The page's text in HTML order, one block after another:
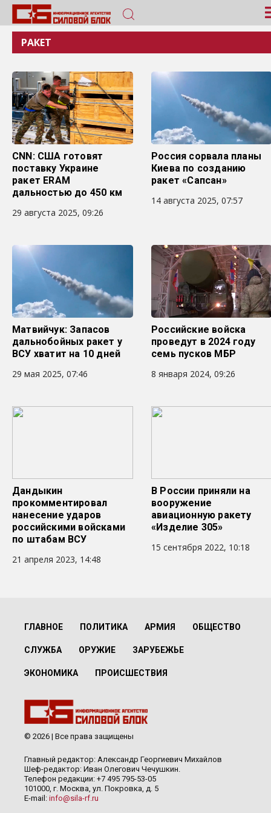
РАКЕТ
CNN: США готовят
поставку Украине
ракет ERAM
дальностью до 450 км
29 августа 2025, 09:26
Россия сорвала планы
Киева по созданию
ракет «Сапсан»
14 августа 2025, 07:57
Матвийчук: Запасов
дальнобойных ракет у
ВСУ хватит на 10 дней
29 мая 2025, 07:46
Российские войска
проведут в 2024 году
семь пусков МБР
8 января 2024, 09:26
Дандыкин
прокомментировал
нанесение ударов
российскими войсками
по штабам ВСУ
21 апреля 2023, 14:48
В России приняли на
вооружение
авиационную ракету
«Изделие 305»
15 сентября 2022, 10:18
ГЛАВНОЕ ПОЛИТИКА АРМИЯ ОБЩЕСТВО
СЛУЖБА ОРУЖИЕ ЗАРУБЕЖЬЕ
ЭКОНОМИКА ПРОИСШЕСТВИЯ
© 2026 | Все права защищены
Главный редактор: Александр Георгиевич Михайлов
Шеф-редактор: Иван Олегович Чечушкин.
Телефон редакции: +7 495 795-53-05
101000, г. Москва, ул. Покровка, д. 5
E-mail: info@sila-rf.ru